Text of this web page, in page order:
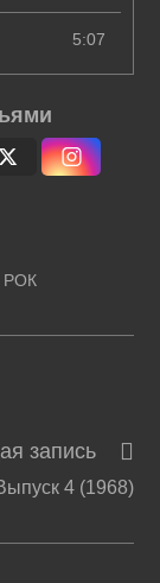
5:07
РОК
запись
4 (1968)